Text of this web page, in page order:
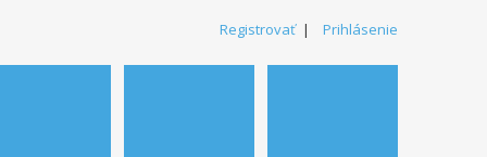
Registrovať| Prihlásenie